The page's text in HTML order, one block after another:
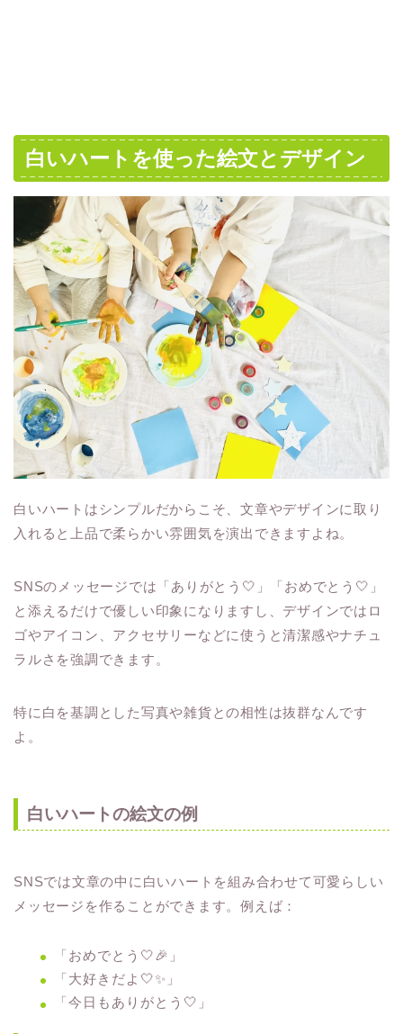
白いハートを使った絵文とデザイン
白いハートはシンプルだからこそ、文章やデザインに取り
入れると上品で柔らかい雰囲気を演出できますよね。
SNSのメッセージでは「ありがとう🤍」「おめでとう🤍」
と添えるだけで優しい印象になりますし、デザインではロ
ゴやアイコン、アクセサリーなどに使うと清潔感やナチュ
ラルさを強調できます。
特に白を基調とした写真や雑貨との相性は抜群なんです
よ。
白いハートの絵文の例
SNSでは文章の中に白いハートを組み合わせて可愛らしい
メッセージを作ることができます。例えば：
「おめでとう🤍🎉」
「大好きだよ🤍✨」
「今日もありがとう🤍」